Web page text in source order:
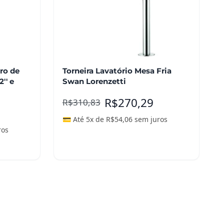
de
e
Torneira Lavatório Mesa Fria
Swan Lorenzetti
R$310,83 R$270,29
💳 Até 5x de R$54,06sem juros